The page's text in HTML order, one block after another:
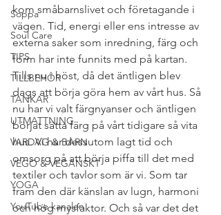
Soppa
Soul Care
TIPS
TILLBEHÖR
TANKAR
UTMATTNING
VARDAG & BARN
VEGO & VEGANSKT
YOGA
YouTube kanalen
kom småbarnslivet och företagande i
vägen. Tid, energi eller ens intresse av
externa saker som inredning, färg och
form har inte funnits med på kartan.
Tills nu i höst, då det äntligen blev
dags att börja göra hem av vårt hus. Så
nu har vi valt färgnyanser och äntligen
börjat sätta färg på vårt tidigare så vita
hus. Vi har dessutom lagt tid och
omsorg på att börja piffa till det med
textiler och tavlor som är vi. Som tar
fram den där känslan av lugn, harmoni
och hög mysfaktor. Och så var det det